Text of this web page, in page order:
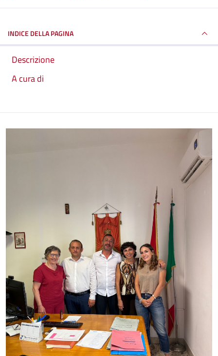
INDICE DELLA PAGINA
Descrizione
A cura di